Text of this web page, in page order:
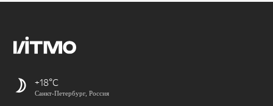
+18
Санкт-Петербург, Россия